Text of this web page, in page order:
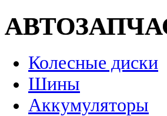
Колесные диски
Шины
Аккумуляторы